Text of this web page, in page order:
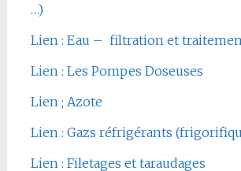
…)
Lien : Eau – filtration et
Lien : Les Pompes Doseuses
Lien ; Azote
Lien : Gazs réfrigérants
Lien : Filetages et taraudages